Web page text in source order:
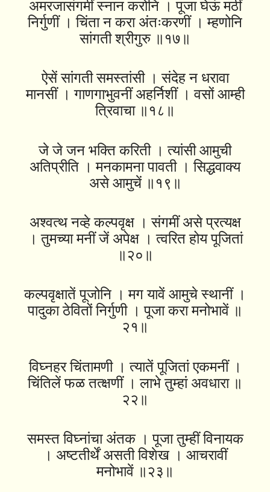
अमरजासंगमीं स्नान करोनि । पूजा घेऊं मठीं
निर्गुणीं । चिंता न करा अंतःकरणीं । म्हणोनि
सांगती श्रीगुरु ॥१७॥
ऐसें सांगती समस्तांसी । संदेह न धरावा
मानसीं । गाणगाभुवनीं अहर्निशीं । वसों आम्ही
त्रिवाचा ॥१८॥
जे जे जन भक्ति करिती । त्यांसी आमुची
अतिप्रीति । मनकामना पावती । सिद्धवाक्य
असे आमुचें ॥१९॥
अश्वत्थ नव्हे कल्पवृक्ष । संगमीं असे प्रत्यक्ष
। तुमच्या मनीं जें अपेक्ष । त्वरित होय पूजितां
॥२०॥
कल्पवृक्षातें पूजोनि । मग यावें आमुचे स्थानीं ।
पादुका ठेवितों निर्गुणी । पूजा करा मनोभावें ॥
२१॥
विघ्नहर चिंतामणी । त्यातें पूजितां एकमनीं ।
चिंतिलें फळ तत्क्षणीं । लाभे तुम्हां अवधारा ॥
२२॥
समस्त विघ्नांचा अंतक । पूजा तुम्हीं विनायक
। अष्‍टतीर्थें असती विशेख । आचरावीं
मनोभावें ॥२३॥